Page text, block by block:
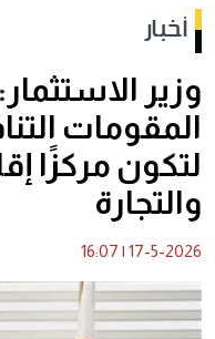
أخبار
وزير
المقومات
لتكون مركزًا
والتجارة
17-5-2026
|
16:07